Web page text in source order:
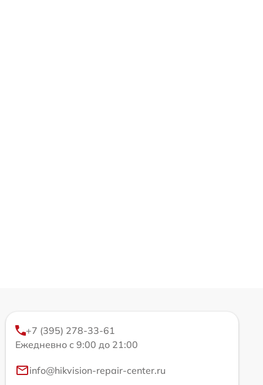
+7 (395) 278-33-61
Ежедневно с 9:00 до 21:00
info@hikvision-repair-center.ru